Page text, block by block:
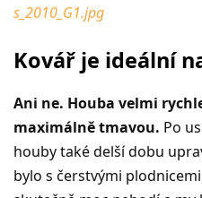
s_2010_G1.jpg
Kovář je ideální
Ani ne. Houba velmi
maximálně tmavou. Po
houby také delší dobu
bylo s čerstvými